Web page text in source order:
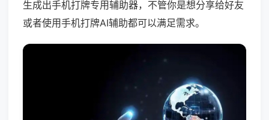
生成出手机打牌专用辅助器，不管你是想分享给好友
或者使用手机打牌AI辅助都可以满足需求。